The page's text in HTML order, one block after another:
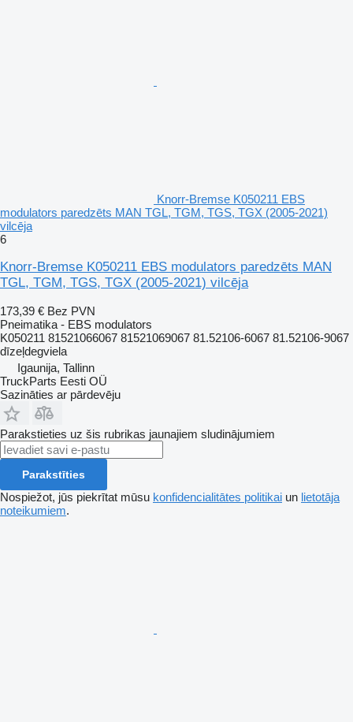
Knorr-Bremse K050211 EBS
modulators paredzēts MAN TGL, TGM, TGS, TGX (2005-2021)
vilcēja
6
Knorr-Bremse K050211 EBS modulators paredzēts MAN
TGL, TGM, TGS, TGX (2005-2021) vilcēja
173,39 € Bez PVN
Pneimatika - EBS modulators
K050211 81521066067 81521069067 81.52106-6067 81.52106-9067
dīzeļdegviela
Igaunija, Tallinn
TruckParts Eesti OÜ
Sazināties ar pārdevēju
Parakstieties uz šis rubrikas jaunajiem sludinājumiem
Parakstīties
Nospiežot, jūs piekrītat mūsu konfidencialitātes politikai un lietotāja
noteikumiem.